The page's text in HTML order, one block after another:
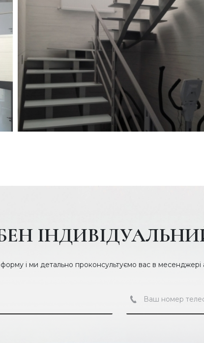
сходи в приватному будинку
з чистих лінійних
простору.
не виглядає громіздким та
й ковані сходи не
з естетикою та
розміщення підйому площа,
форму і ми детально проконсультуємо вас в